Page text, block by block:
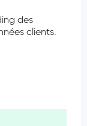
des
clients.